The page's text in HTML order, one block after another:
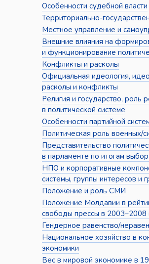
Особенности судебной власти
Территориально-
Местное управление и
Внешние влияния на
и функционирование
Конфликты и расколы
Официальная идеология,
расколы и конфликты
Религия и государство, роль
в политической системе
Особенности партийной
Политическая роль военных/
Представительство
в парламенте по итогам
НПО и корпоративные
системы, группы интересов и
Положение и роль СМИ
Положение Молдавии в
свободы прессы в 2003–2008
Гендерное равенство/
Национальное хозяйство в
экономики
Вес в мировой экономике в